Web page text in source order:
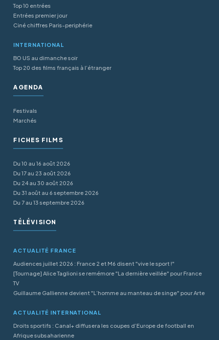
Top 10 entrées
Entrées premier jour
Ciné chiffres Paris-periphérie
INTERNATIONAL
BO US au dimanche soir
Top 20 des films français à l’étranger
AGENDA
Festivals
Marchés
FICHES FILMS
Du 10 au 16 août 2026
Du 17 au 23 août 2026
Du 24 au 30 août 2026
Du 31 août au 6 septembre 2026
Du 7 au 13 septembre 2026
TÉLÉVISION
ACTUALITÉ FRANCE
Audiences juillet 2026 : France 2 et M6 disent "vive le sport !"
[Tournage] Alice Taglioni se remémore "La dernière veillée" pour France
TV
Guillaume Gallienne devient "L’homme au manteau de singe" pour Arte
ACTUALITÉ INTERNATIONAL
Droits sportifs : Canal+ diffusera les coupes d’Europe de football en
Afrique subsaharienne